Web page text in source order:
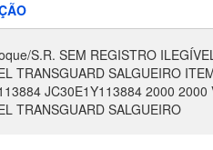
S.R. SEM REGISTRO
TRANSGUARD SALGUEIRO
JC30E1Y113884 2000 2000
TRANSGUARD SALGUEIRO